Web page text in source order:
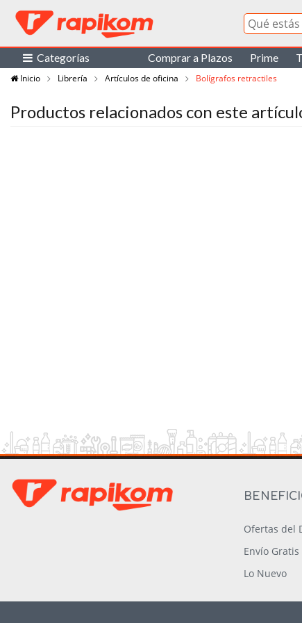
Categorías Comprar a Plazos Prime
Inicio Librería Artículos de oficina Bolígrafos retractiles
Productos relacionados con este
Ofertas del
Envío Gratis
Lo Nuevo